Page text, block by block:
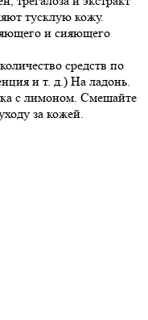
тусклую кожу.
и сияющего
средств по
и т. д.) На ладонь.
с лимоном. Смешайте
за кожей.